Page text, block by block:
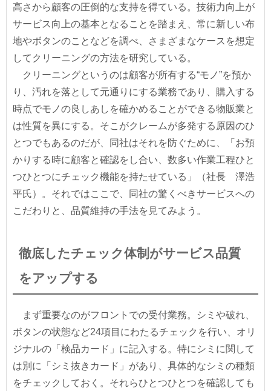
高さから顧客の圧倒的な支持を得ている。技術力向上が
サービス向上の基本となることを踏まえ、常に新しい布
地やボタンのことなどを調べ、さまざまなケースを想定
してクリーニングの方法を研究している。
クリーニングというのは顧客が所有する“モノ”を預か
り、汚れを落として元通りにする業務であり、購入する
時点でモノの良しあしを確かめることができる物販業と
は性質を異にする。そこがクレームが多発する原因のひ
とつでもあるのだが、同社はそれを防ぐために、「お預
かりする時に顧客と確認をし合い、数多い作業工程ひと
つひとつにチェック機能を持たせている」（社長 澤浩
平氏）。それではここで、同社の驚くべきサービスへの
こだわりと、品質維持の手法を見てみよう。
徹底したチェック体制がサービス品質
をアップする
まず重要なのがフロントでの受付業務。シミや破れ、
ボタンの状態など24項目にわたるチェックを行い、オリ
ジナルの「検品カード」に記入する。特にシミに関して
は別に「シミ抜きカード」があり、具体的なシミの種類
をチェックしておく。それらひとつひとつを確認しても